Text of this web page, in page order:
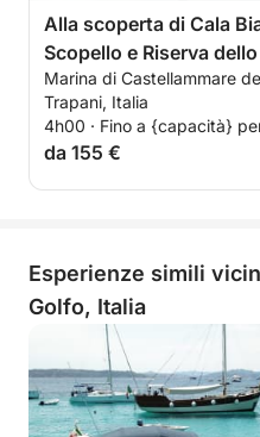
Alla scoperta di Cala
Scopello e Riserva
Marina di Castellammare
Trapani, Italia
4h00 · Fino a {capacità}
da 155 €
Esperienze simili
Golfo, Italia